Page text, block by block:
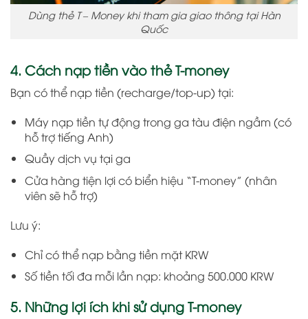
Dùng thẻ T – Money khi tham gia giao thông tại Hàn
Quốc
4. Cách nạp tiền vào thẻ T-money
Bạn có thể nạp tiền (recharge/top-up) tại:
Máy nạp tiền tự động trong ga tàu điện ngầm (có
hỗ trợ tiếng Anh)
Quầy dịch vụ tại ga
Cửa hàng tiện lợi có biển hiệu “T-money” (nhân
viên sẽ hỗ trợ)
Lưu ý:
Chỉ có thể nạp bằng tiền mặt KRW
Số tiền tối đa mỗi lần nạp: khoảng 500.000 KRW
5. Những lợi ích khi sử dụng T-money